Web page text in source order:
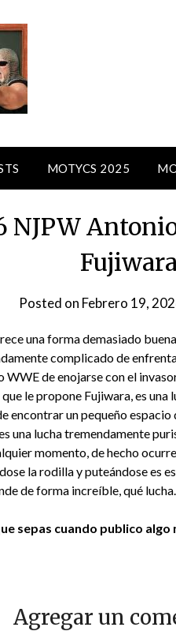
MOTYCS 2025
NJPW
Posted on Febrero 19,
una forma demasiado
complicado de
WWE de enojarse con el
le propone Fujiwara, es una
encontrar un pequeño espacio
una lucha tremendamente
momento, de hecho
la rodilla y puteándose es
de forma increíble, qué lucha.
sepas cuando publico algo
Agregar un